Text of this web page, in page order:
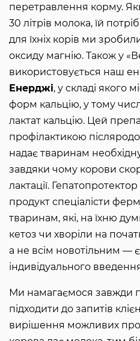
перетравлення корму.
30 літрів молока, їй
для їхніх корів ми
оксиду магнію. Також у
використовується наш
Енерджі, у складі якого
форм кальцію, у тому
лактат кальцію. Цей
профілактикою
надає тваринам
завдяки чому корови
лактації.
продукт спеціалісти
тваринам, які, на їхню
кетоз чи хворіли на
а не всім новотільним — є
індивідуального
Ми намагаємося завжди
підходити до запитів
вирішення можливих